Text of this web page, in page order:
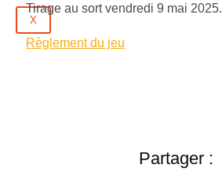
X
Tirage au sort vendredi 9 mai 2025.
Règlement du jeu
Partager :